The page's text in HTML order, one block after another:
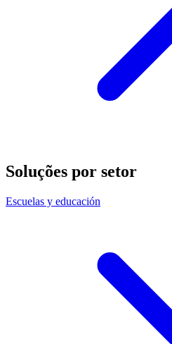
Soluções por setor
Escuelas y educación